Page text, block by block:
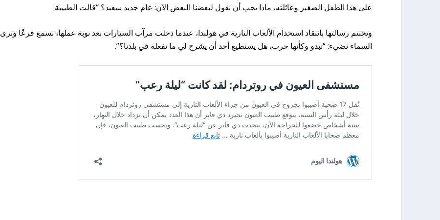
على هذا الطفل الصغير وعائلته، ماذا يجب أن نقول لبعضنا البعض الآن: عام جديد سعيد؟ “قالت الطبيبة.
وتختتم رسالتها بانتقاد استخدام الألعاب النارية في هولندا، عندما دخلت مرآب السيارات بعد نوبة عملها، تسمع قرعًا وترى
السماء تضيء: “تبدو وكأنها حرب، هل يستطيع أحد أن يشرح لي ما نفعله في بلدنا؟”.